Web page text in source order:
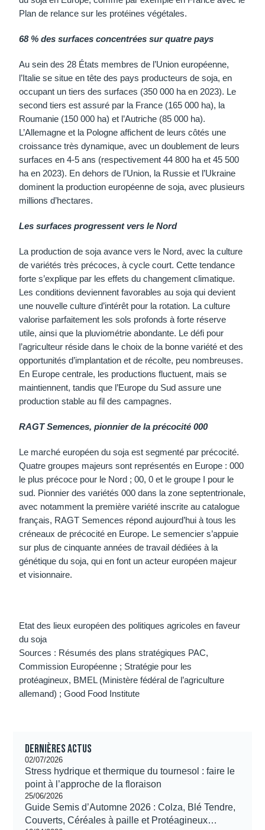
Plan de relance sur les protéines végétales.
68 % des surfaces concentrées sur quatre pays
Au sein des 28 États membres de l’Union européenne,
l’Italie se situe en tête des pays producteurs de soja, en
occupant un tiers des surfaces (350 000 ha en 2023). Le
second tiers est assuré par la France (165 000 ha), la
Roumanie (150 000 ha) et l’Autriche (85 000 ha).
L’Allemagne et la Pologne affichent de leurs côtés une
croissance très dynamique, avec un doublement de leurs
surfaces en 4-5 ans (respectivement 44 800 ha et 45 500
ha en 2023). En dehors de l’Union, la Russie et l’Ukraine
dominent la production européenne de soja, avec plusieurs
millions d’hectares.
Les surfaces progressent vers le Nord
La production de soja avance vers le Nord, avec la culture
de variétés très précoces, à cycle court. Cette tendance
forte s’explique par les effets du changement climatique.
Les conditions deviennent favorables au soja qui devient
une nouvelle culture d’intérêt pour la rotation. La culture
valorise parfaitement les sols profonds à forte réserve
utile, ainsi que la pluviométrie abondante. Le défi pour
l’agriculteur réside dans le choix de la bonne variété et des
opportunités d’implantation et de récolte, peu nombreuses.
En Europe centrale, les productions fluctuent, mais se
maintiennent, tandis que l’Europe du Sud assure une
production stable au fil des campagnes.
RAGT Semences, pionnier de la précocité 000
Le marché européen du soja est segmenté par précocité.
Quatre groupes majeurs sont représentés en Europe : 000
le plus précoce pour le Nord ; 00, 0 et le groupe I pour le
sud. Pionnier des variétés 000 dans la zone septentrionale,
avec notamment la première variété inscrite au catalogue
français, RAGT Semences répond aujourd’hui à tous les
créneaux de précocité en Europe. Le semencier s’appuie
sur plus de cinquante années de travail dédiées à la
génétique du soja, qui en font un acteur européen majeur
et visionnaire.
Etat des lieux européen des politiques agricoles en faveur
du soja
Sources : Résumés des plans stratégiques PAC,
Commission Européenne ; Stratégie pour les
protéagineux, BMEL (Ministère fédéral de l’agriculture
allemand) ; Good Food Institute
Dernières actus
02/07/2026
Stress hydrique et thermique du tournesol : faire le
point à l’approche de la floraison
25/06/2026
Guide Semis d’Automne 2026 : Colza, Blé Tendre,
Couverts, Céréales à paille et Protéagineux…